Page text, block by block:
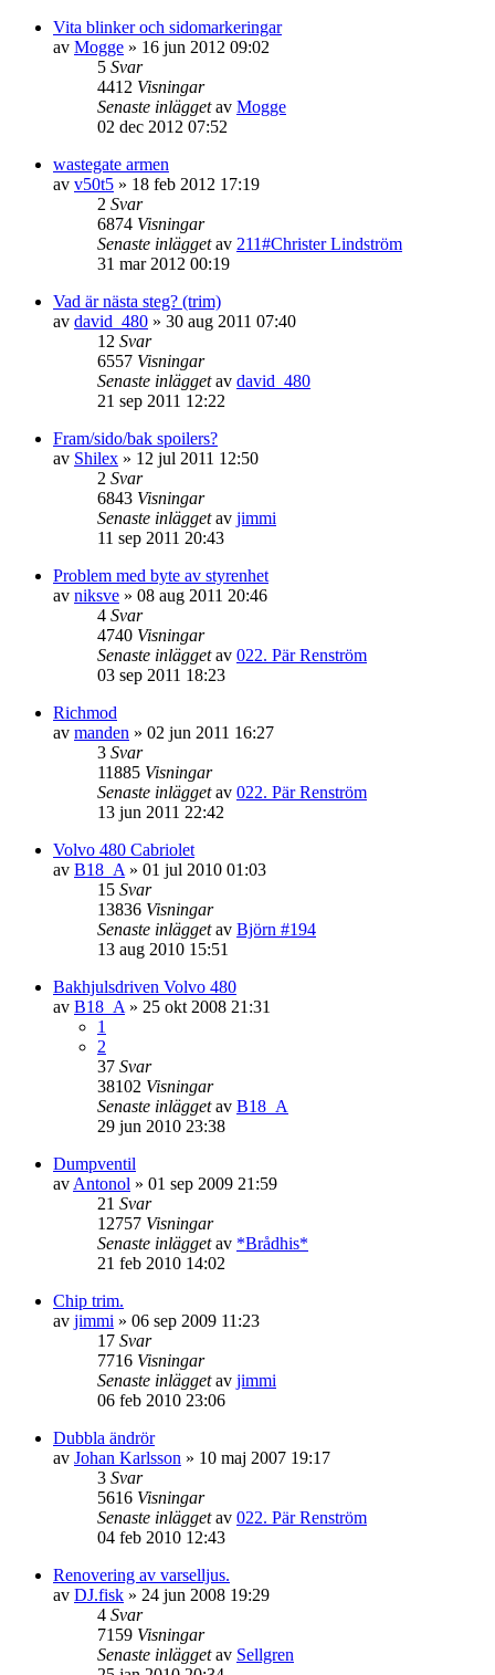
Vita blinker och sidomarkeringar
av Mogge » 16 jun 2012 09:02
5 Svar
4412 Visningar
Senaste inläggetav Mogge
02 dec 2012 07:52
wastegate armen
av v50t5 » 18 feb 2012 17:19
2 Svar
6874 Visningar
Senaste inläggetav 211#Christer Lindström
31 mar 2012 00:19
Vad är nästa steg? (trim)
av david_480 » 30 aug 2011 07:40
12 Svar
6557 Visningar
Senaste inläggetav david_480
21 sep 2011 12:22
Fram/sido/bak spoilers?
av Shilex » 12 jul 2011 12:50
2 Svar
6843 Visningar
Senaste inläggetav jimmi
11 sep 2011 20:43
Problem med byte av styrenhet
av niksve » 08 aug 2011 20:46
4 Svar
4740 Visningar
Senaste inläggetav 022. Pär Renström
03 sep 2011 18:23
Richmod
av manden » 02 jun 2011 16:27
3 Svar
11885 Visningar
Senaste inläggetav 022. Pär Renström
13 jun 2011 22:42
Volvo 480 Cabriolet
av B18_A » 01 jul 2010 01:03
15 Svar
13836 Visningar
Senaste inläggetav Björn #194
13 aug 2010 15:51
Bakhjulsdriven Volvo 480
av B18_A » 25 okt 2008 21:31
1
2
37 Svar
38102 Visningar
Senaste inläggetav B18_A
29 jun 2010 23:38
Dumpventil
av Antonol » 01 sep 2009 21:59
21 Svar
12757 Visningar
Senaste inläggetav *Brådhis*
21 feb 2010 14:02
Chip trim.
av jimmi » 06 sep 2009 11:23
17 Svar
7716 Visningar
Senaste inläggetav jimmi
06 feb 2010 23:06
Dubbla ändrör
av Johan Karlsson » 10 maj 2007 19:17
3 Svar
5616 Visningar
Senaste inläggetav 022. Pär Renström
04 feb 2010 12:43
Renovering av varselljus.
av DJ.fisk » 24 jun 2008 19:29
4 Svar
7159 Visningar
Senaste inläggetav Sellgren